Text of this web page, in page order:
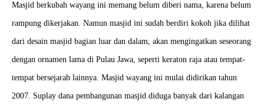
Masjid berkubah wayang ini memang belum diberi nama, karena belum
rampung dikerjakan. Namun masjid ini sudah berdiri kokoh jika dilihat
dari desain masjid bagian luar dan dalam, akan mengingatkan seseorang
dengan ornamen lama di Pulau Jawa, seperti keraton raja atau tempat-
tempat bersejarah lainnya. Masjid wayang ini mulai didirikan tahun
2007. Suplay dana pembangunan masjid diduga banyak dari kalangan